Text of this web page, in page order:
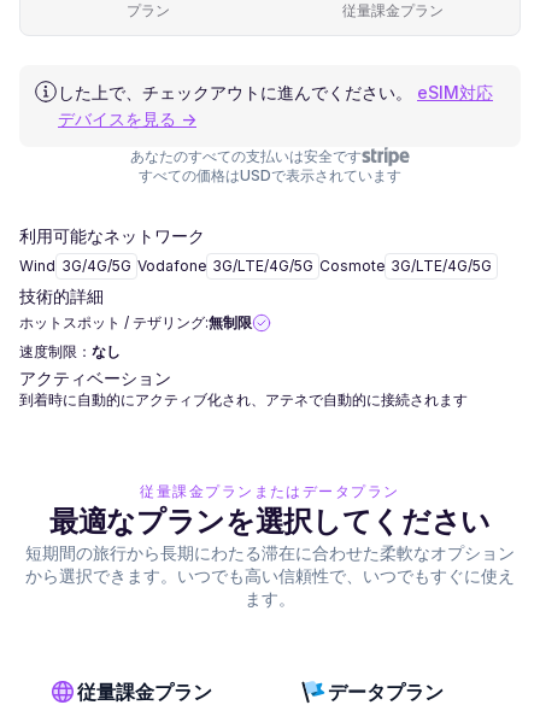
プラン
従量課金プラン
した上で、チェックアウトに進んでください。
eSIM対応
デバイスを見る →
あなたのすべての支払いは安全です
すべての価格はUSDで表示されています
利用可能なネットワーク
Wind 3G/4G/5G Vodafone 3G/LTE/4G/5G Cosmote 3G/LTE/4G/5G
技術的詳細
ホットスポット / テザリング:無制限
速度制限： なし
アクティベーション
到着時に自動的にアクティブ化され、アテネで自動的に接続されます
従量課金プランまたはデータプラン
最適なプランを選択してください
短期間の旅行から長期にわたる滞在に合わせた柔軟なオプション
から選択できます。いつでも高い信頼性で、いつでもすぐに使え
ます。
従量課金プラン データプラン